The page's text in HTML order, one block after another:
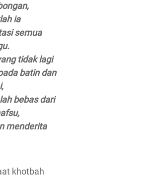
ia
semua
tidak lagi
batin dan
bebas dari
menderita
khotbah